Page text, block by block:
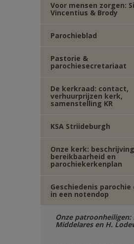
Voor mensen zorgen:
Vincentius & Brody
Parochieblad
Pastorie &
parochiesecretariaat
De kerkraad: contact,
verhuurprijzen kerk,
samenstelling KR
KSA Striideburgh
Onze kerk:
bereikbaarheid en
parochiekerkenplan
Geschiedenis parochie
in een notendop
Onze patroonheiligen:
Middelares en H.